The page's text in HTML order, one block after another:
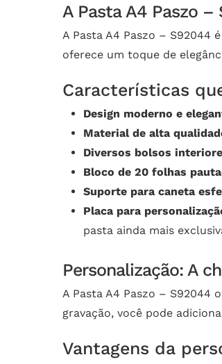
A Pasta A4 Paszo
A Pasta A4 Paszo –
oferece um toque de
Características
Design moderno e
Material de alta
Diversos bolsos
Bloco de 20 folhas
Suporte para caneta
Placa para
pasta ainda mais
Personalização: A
A Pasta A4 Paszo – S92044
gravação, você pode
Vantagens da